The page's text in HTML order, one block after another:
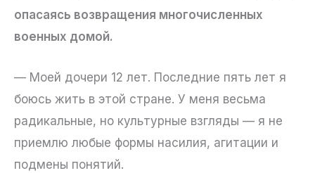
опасаясь возвращения многочисленных
военных домой.
— Моей дочери 12 лет. Последние пять лет я
боюсь жить в этой стране. У меня весьма
радикальные, но культурные взгляды — я не
приемлю любые формы насилия, агитации и
подмены понятий.